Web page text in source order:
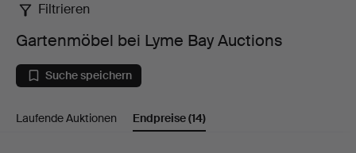
Gartenmöbel
bei
Lyme
Bay
Filtrieren
Gartenmöbel bei Lyme Bay Auctions
Suche speichern
Laufende Auktionen Endpreise(14)